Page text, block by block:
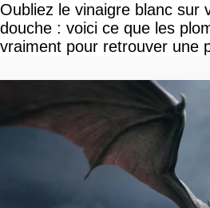
Oubliez le vinaigre blanc sur
douche : voici ce que les
vraiment pour retrouver une